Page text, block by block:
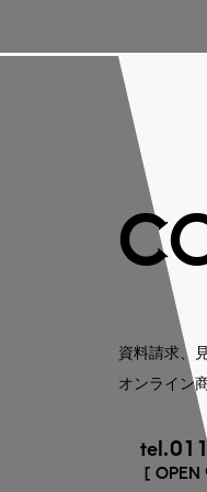
資料請求、
オンライン
[ OPEN